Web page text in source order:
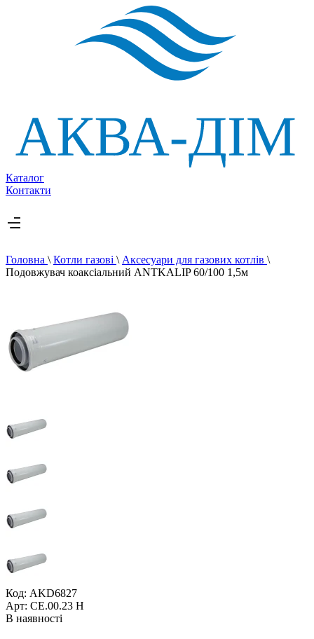
Каталог
Контакти
Головна \ Котли газові \ Аксесуари для газових котлів \
Подовжувач коаксіальний ANTKALIP 60/100 1,5м
Код: AKD6827
Арт: CE.00.23 H
В наявності